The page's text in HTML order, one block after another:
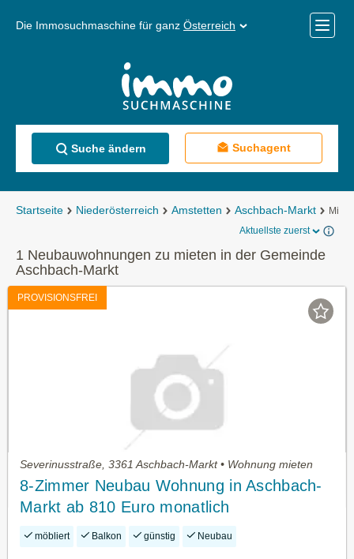
Die Immosuchmaschine für ganz Österreich
Menü
Suche ändern Suchagent
Startseite Niederösterreich Amstetten Aschbach-Markt
Aktuellste zuerst
1 Neubauwohnungen zu mieten in der Gemeinde
Aschbach-Markt
PROVISIONSFREI
Severinusstraße, 3361 Aschbach-Markt • Wohnung mieten
8-Zimmer Neubau Wohnung in Aschbach-
Markt ab 810 Euro monatlich
möbliert Balkon günstig Neubau